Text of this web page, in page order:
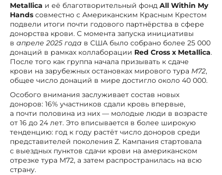
Metallica и её благотворительный фонд All Within My
Hands совместно с Американским Красным Крестом
подвели итоги почти годового партнёрства в сфере
донорства крови. С момента запуска инициативы
в апреле 2025 года в США было собрано более 25 000
донаций в рамках коллаборации Red Cross x Metallica.
После того как группа начала призывать к сдаче
крови на зарубежных остановках мирового тура M72,
общее число донаций в мире достигло около 40 000.
Особого внимания заслуживает состав новых
доноров: 16% участников сдали кровь впервые,
а почти половина из них — молодые люди в возрасте
от 16 до 24 лет. Это вписывается в более широкую
тенденцию: год к году растёт число доноров среди
представителей поколения Z. Кампания стартовала
с выездных пунктов сдачи крови на американском
отрезке тура M72, а затем распространилась на всю
страну.